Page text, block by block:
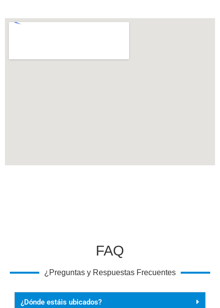
FAQ
¿Preguntas y Respuestas Frecuentes
¿Dónde estáis ubicados?